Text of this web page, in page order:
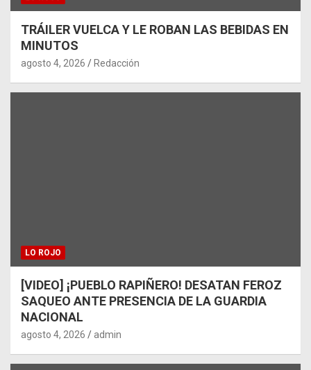
TRÁILER VUELCA Y LE ROBAN LAS BEBIDAS EN
MINUTOS
agosto 4, 2026 Redacción
LO ROJO
[VIDEO] ¡PUEBLO RAPIÑERO! DESATAN FEROZ
SAQUEO ANTE PRESENCIA DE LA GUARDIA
NACIONAL
agosto 4, 2026 admin